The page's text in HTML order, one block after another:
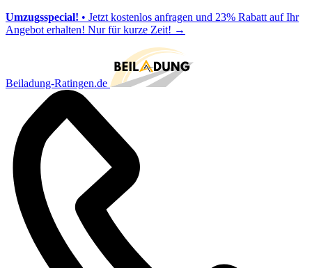
Umzugsspecial! • Jetzt kostenlos anfragen und 23% Rabatt auf Ihr
Angebot erhalten! Nur für kurze Zeit! →
Beiladung-Ratingen.de